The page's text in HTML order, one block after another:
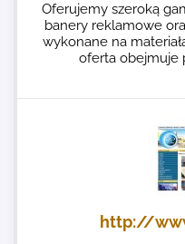
Oferujemy szeroką
banery reklamowe
wykonane na
oferta obejmuje
http://